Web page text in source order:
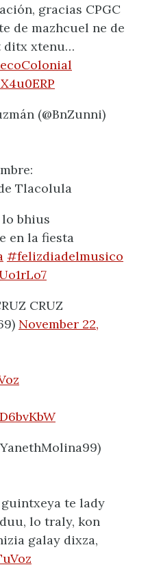
gracias CPGC
de mazhcuel ne de
ditx xtenu…
(@BnZunni)
Tlacolula
bhius
en la fiesta
#felizdiadelmusico
CRUZ
November 22,
te lady
lo traly, kon
galay dixza,